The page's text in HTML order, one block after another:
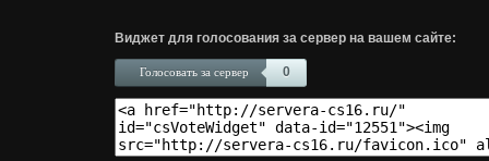
Виджет для голосования за сервер на вашем сайте:
0
Голосовать за сервер